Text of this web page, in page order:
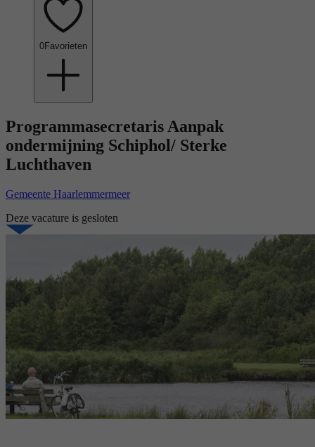
0Favorieten
Programmasecretaris Aanpak
ondermijning Schiphol/ Sterke
Luchthaven
Gemeente Haarlemmermeer
Deze vacature is gesloten